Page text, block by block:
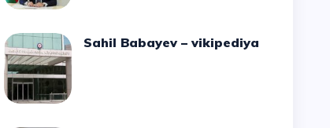
Sahil Babayev – vikipediya